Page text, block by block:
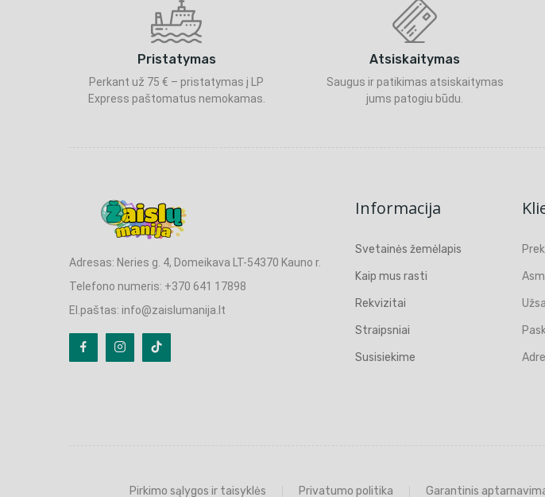
Pristatymas
Perkant už 75 € – pristatymas į LP
Express paštomatus nemokamas.
Atsiskaitymas
Saugus ir patikimas atsiskaitymas
jums patogiu būdu.
Adresas: Neries g. 4, Domeikava LT-54370 Kauno r.
Telefono numeris: +370 641 17898
El.paštas: info@zaislumanija.lt
Informacija
Svetainės žemėlapis
Kaip mus rasti
Rekvizitai
Straipsniai
Susisiekime
Pirkimo sąlygos ir taisyklės Privatumo politika Garantinis